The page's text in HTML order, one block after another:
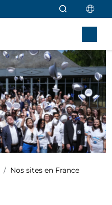
Nos sites en France